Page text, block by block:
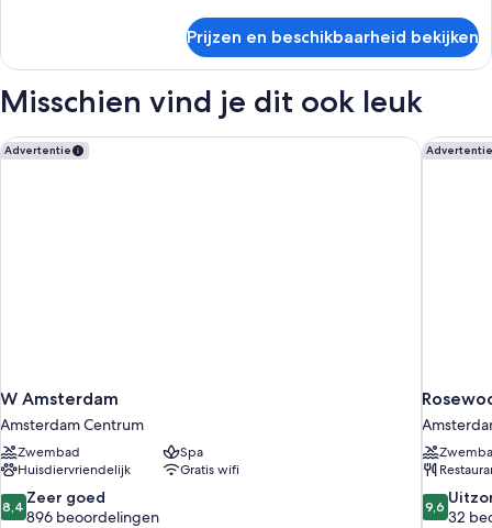
Prijzen en beschikbaarheid bekijken
Misschien vind je dit ook leuk
Advertentie
W Amsterdam
Amsterdam Centrum
Zwembad
Spa
Huisdiervriendelijk
Gratis wifi
8.4
van
8,4 Zeer goed
896 beoordelingen
W Amsterdam Advertentie
9.6
van
9,6
32